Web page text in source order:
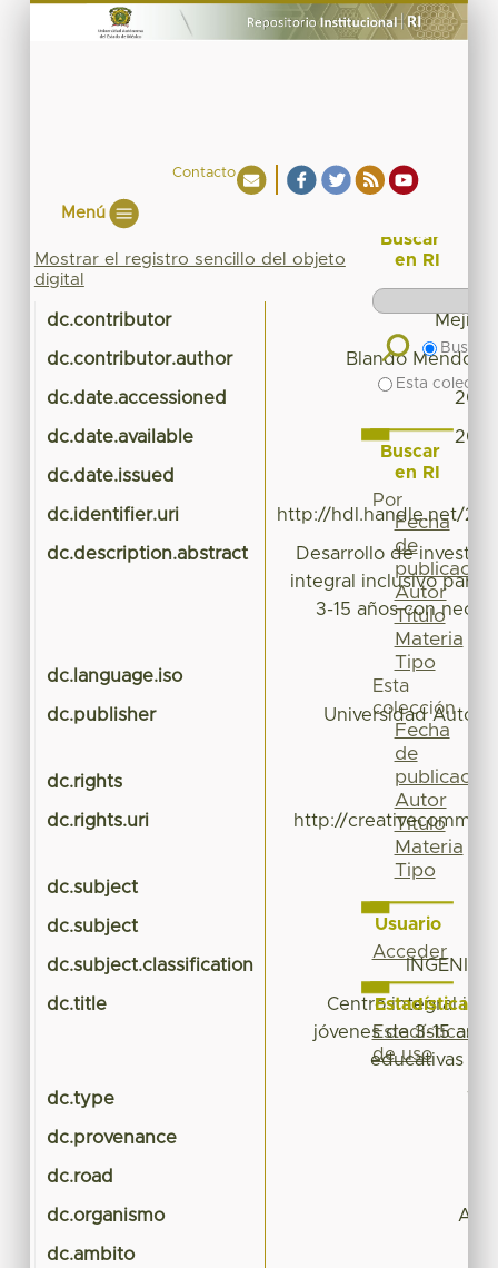
Contacto
Menú
Mostrar el registro sencillo del objeto
digital
dc.contributor Mejía
dc.contributor.author Blando
dc.date.accessioned
dc.date.available
dc.date.issued
dc.identifier.uri http://hdl.handle.net/
dc.description.abstract
Desarrollo de
integral inclusivo para
3-15 años con
dc.language.iso
dc.publisher Universidad
dc.rights
dc.rights.uri http://
dc.subject
dc.subject
dc.subject.classification
dc.title
Centro integral
jóvenes de 3-15
educativas
dc.type
dc.provenance
dc.road
dc.organismo
dc.ambito
Buscar
en RI
Buscar
Esta
Buscar
en RI
Por
Fecha
de
publicación
Autor
Título
Materia
Tipo
Esta
colección
Fecha
de
publicación
Autor
Título
Materia
Tipo
Usuario
Acceder
Estadísticas
Estadísticas
de uso